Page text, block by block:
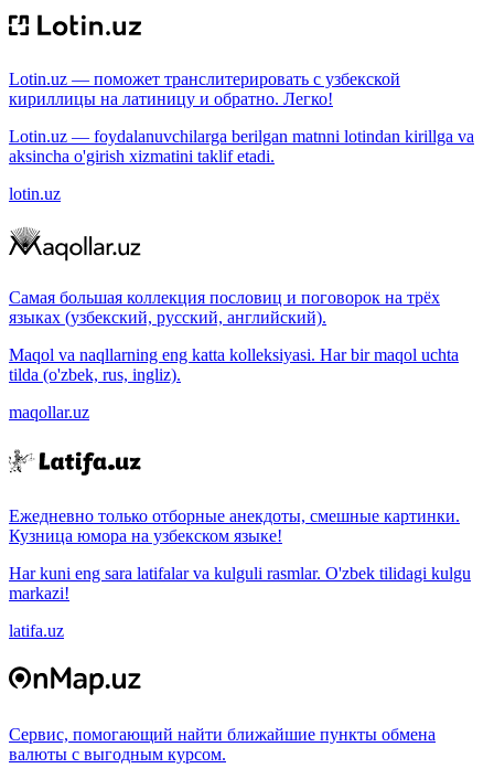
Lotin.uz — поможет транслитерировать с узбекской
кириллицы на латиницу и обратно. Легко!
Lotin.uz — foydalanuvchilarga berilgan matnni lotindan kirillga va
aksincha o'girish xizmatini taklif etadi.
lotin.uz
Самая большая коллекция пословиц и поговорок на трёх
языках (узбекский, русский, английский).
Maqol va naqllarning eng katta kolleksiyasi. Har bir maqol uchta
tilda (o'zbek, rus, ingliz).
maqollar.uz
Ежедневно только отборные анекдоты, смешные картинки.
Кузница юмора на узбекском языке!
Har kuni eng sara latifalar va kulguli rasmlar. O'zbek tilidagi kulgu
markazi!
latifa.uz
Сервис, помогающий найти ближайшие пункты обмена
валюты с выгодным курсом.